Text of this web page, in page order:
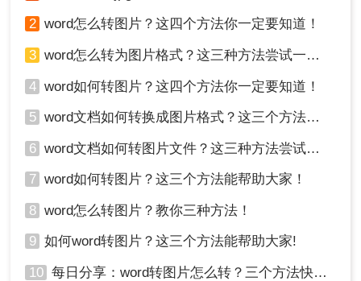
2 word怎么转图片？这四个方法你一定要知道！
3 word怎么转为图片格式？这三种方法尝试一下！
4 word如何转图片？这四个方法你一定要知道！
5 word文档如何转换成图片格式？这三个方法大家都在用！
6 word文档如何转图片文件？这三种方法尝试一下！
7 word如何转图片？这三个方法能帮助大家！
8 word怎么转图片？教你三种方法！
9 如何word转图片？这三个方法能帮助大家!
10 每日分享：word转图片怎么转？三个方法快速转换